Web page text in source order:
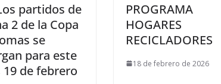
partidos de
2 de la Copa
se
para este
19 de febrero
PROGRAMA
HOGARES
RECICLADORES
18 de febrero de 2026